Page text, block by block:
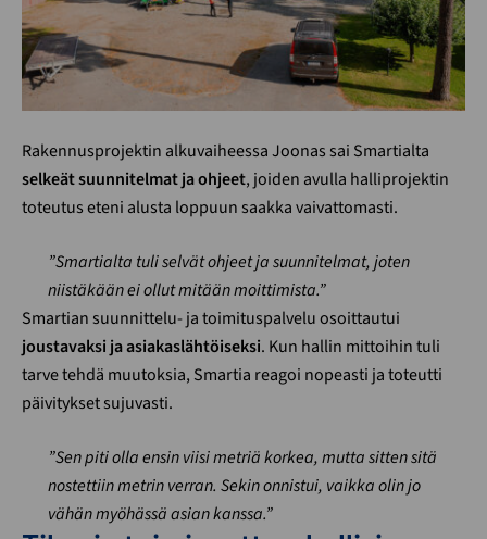
Rakennusprojektin alkuvaiheessa Joonas sai Smartialta
selkeät suunnitelmat ja ohjeet, joiden avulla halliprojektin
toteutus eteni alusta loppuun saakka vaivattomasti.
”Smartialta tuli selvät ohjeet ja suunnitelmat, joten
niistäkään ei ollut mitään moittimista.”
Smartian suunnittelu- ja toimituspalvelu osoittautui
joustavaksi ja asiakaslähtöiseksi. Kun hallin mittoihin tuli
tarve tehdä muutoksia, Smartia reagoi nopeasti ja toteutti
päivitykset sujuvasti.
”Sen piti olla ensin viisi metriä korkea, mutta sitten sitä
nostettiin metrin verran. Sekin onnistui, vaikka olin jo
vähän myöhässä asian kanssa.”